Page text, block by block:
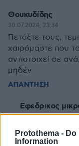
Protothema - Do
Information
Θουκυδίδης
30.07.2024, 23:34
Πετάξτε τους,
χαιρόμαστε που
αντιστοιχεί σε
μηδέν
ΑΠΑΝΤΗΣΗ
Εφεδρικος
31.07.2024, 08:49
Το αντίθετο
εφυια και